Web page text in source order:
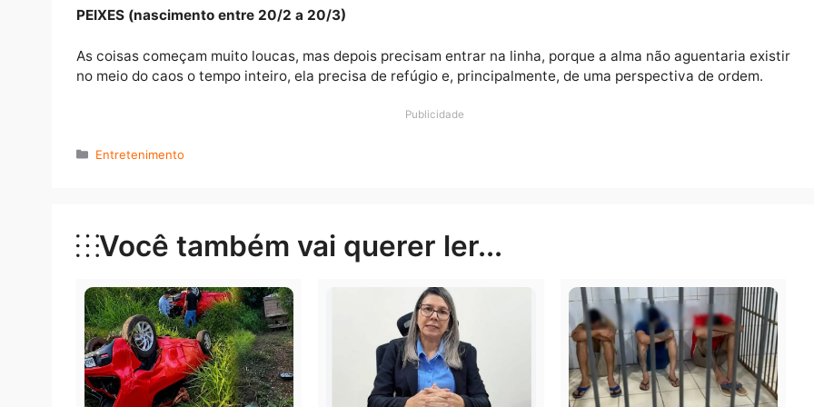
Mesmo que não seja possível fazer tudo do jeito ideal, ainda assim você não vai passar mal com os
resultados. O jeito é continuar tocando a bola para frente sem se apegar demais aos resultados
chegado a hora, ou de colocar em prática o que você sabe, ou virar a página e investigar tudo de
PEIXES (nascimento entre 20/2 a 20/3)
As coisas começam muito loucas, mas depois precisam entrar na linha, porque a alma não
no meio do caos o tempo inteiro, ela precisa de refúgio e, principalmente, de uma perspectiva de
Publicidade